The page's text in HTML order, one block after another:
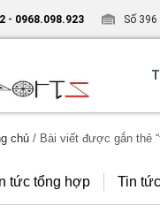
- 0968.098.923 Số
chủ / Bài viết được gắn thẻ
tức tổng hợp Tin